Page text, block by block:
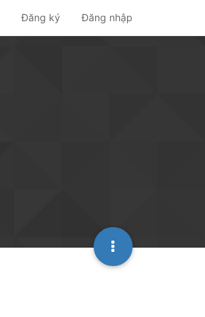
Đăng ký Đăng nhập